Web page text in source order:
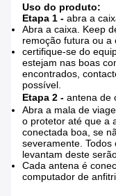
Uso do produto:
Etapa 1 - abra a
Abra a caixa. Keep
remoção futura ou a
certifique-se do
estejam nas boas
encontrados,
possível.
Etapa 2 - antena de
Abra a mala de
o protetor até que a
conectada boa, se
severamente.
levantam deste
Cada antena é
computador de